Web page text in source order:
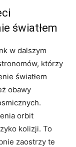
światłem
w dalszym
którzy
światłem
obawy
orbit
kolizji. To
zaostrzy te